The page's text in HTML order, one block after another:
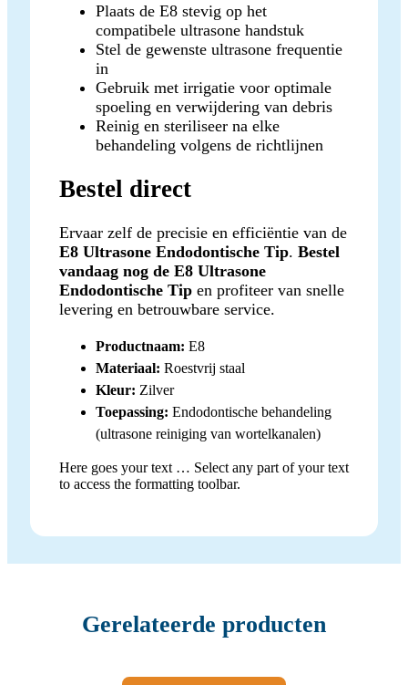
Plaats de E8 stevig op het
compatibele ultrasone handstuk
Stel de gewenste ultrasone frequentie
in
Gebruik met irrigatie voor optimale
spoeling en verwijdering van debris
Reinig en steriliseer na elke
behandeling volgens de richtlijnen
Bestel direct
Ervaar zelf de precisie en efficiëntie van de
E8 Ultrasone Endodontische Tip. Bestel
vandaag nog de E8 Ultrasone
Endodontische Tip en profiteer van snelle
levering en betrouwbare service.
Productnaam: E8
Materiaal: Roestvrij staal
Kleur: Zilver
Toepassing: Endodontische behandeling
(ultrasone reiniging van wortelkanalen)
Here goes your text … Select any part of your text
to access the formatting toolbar.
Gerelateerde producten